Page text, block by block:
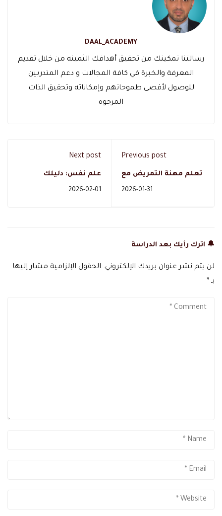
DAAL_ACADEMY
رسالتنا تمكينك من تحقيق أهدافك الثمينه من خلال تقديم
المعرفة والخبرة في كافة المجالات و دعم المتدربين
للوصول لأقصى طموحاتهم وإمكاناته وتحقيق الذات
المرجوه
Previous post
تعلم مهنة التمريض مع
2026-01-31
Next post
علم نفس: دليلك
2026-02-01
🔔 اترك رأيك بعد الدراسة
لن يتم نشر عنوان بريدك الإلكتروني. الحقول الإلزامية مشار إليها
بـ *